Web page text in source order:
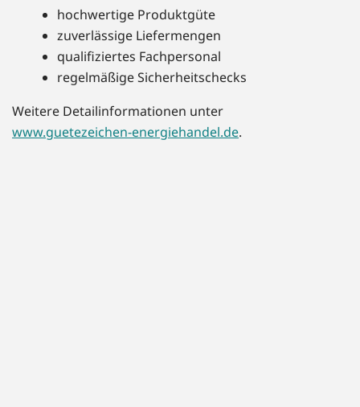
hochwertige Produktgüte
zuverlässige Liefermengen
qualifiziertes Fachpersonal
regelmäßige Sicherheitschecks
Weitere Detailinformationen unter
www.guetezeichen-energiehandel.de.